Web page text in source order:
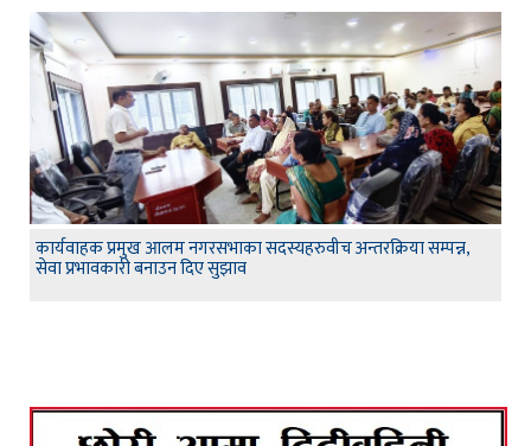
कार्यवाहक प्रमुख आलम नगरसभाका सदस्यहरुवीच अन्तरक्रिया सम्पन्न,
सेवा प्रभावकारी बनाउन दिए सुझाव